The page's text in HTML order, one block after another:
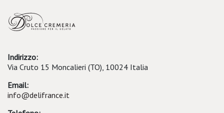
Indirizzo:
Via Cruto 15 Moncalieri (TO), 10024 Italia
Email:
info@delifrance.it